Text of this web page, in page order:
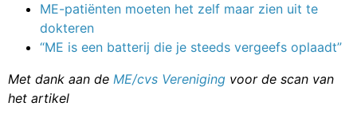
ME-patiënten moeten het zelf maar zien uit te
dokteren
“ME is een batterij die je steeds vergeefs oplaadt”
Met dank aan de ME/cvs Vereniging voor de scan van
het artikel